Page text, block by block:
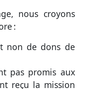
nous croyons
:
non de dons de
pas promis aux
reçu la mission